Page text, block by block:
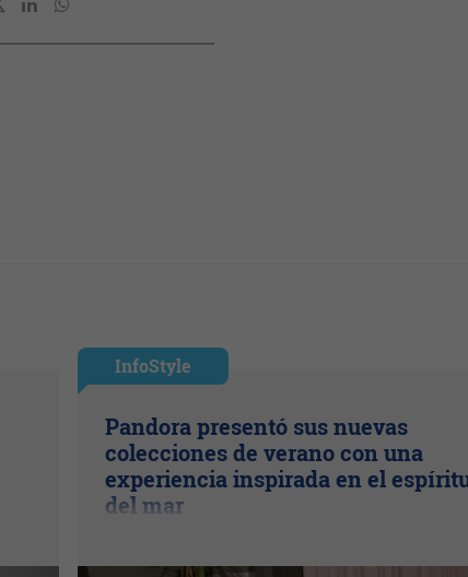
InfoStyle
Pandora presentó sus nuevas
colecciones de verano con una
experiencia inspirada en el
del mar